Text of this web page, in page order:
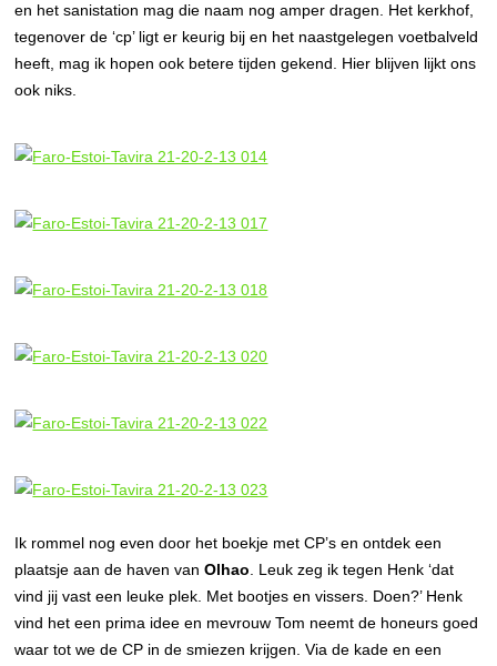
en het sanistation mag die naam nog amper dragen. Het kerkhof,
tegenover de ‘cp’ ligt er keurig bij en het naastgelegen voetbalveld
heeft, mag ik hopen ook betere tijden gekend. Hier blijven lijkt ons
ook niks.
Ik rommel nog even door het boekje met CP’s en ontdek een
plaatsje aan de haven vanOlhao . Leuk zeg ik tegen Henk ‘dat
vind jij vast een leuke plek. Met bootjes en vissers. Doen?’ Henk
vind het een prima idee en mevrouw Tom neemt de honeurs goed
waar tot we de CP in de smiezen krijgen. Via de kade en een